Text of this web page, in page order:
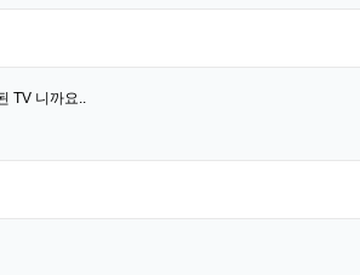
TV 니까요..